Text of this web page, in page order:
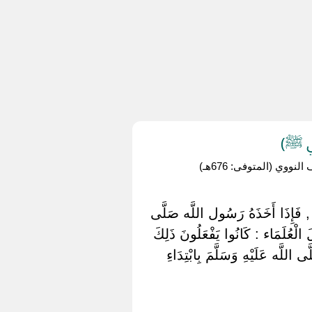
ﷺ)
(المتوفى: 676هـ)
, فَإِذَا أَخَذَهُ رَسُول اللَّه صَلَّى
: كَانُوا يَفْعَلُونَ ذَلِكَ
اللَّه عَلَيْهِ وَسَلَّمَ بِابْتِدَاءِ